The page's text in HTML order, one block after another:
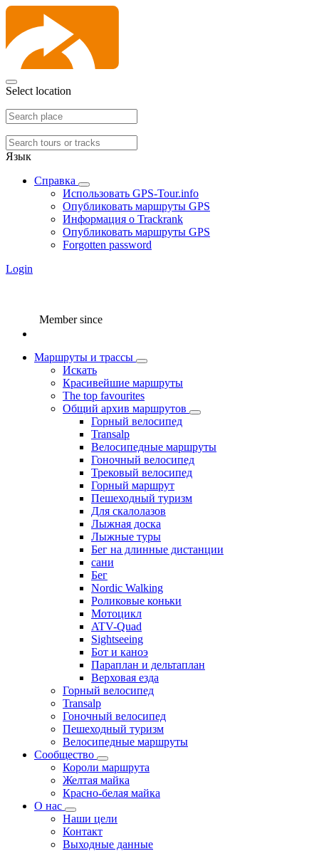
Select location
Язык
Справка
Использовать GPS-Tour.info
Опубликовать маршруты GPS
Информация о Trackrank
Опубликовать маршруты GPS
Forgotten password
Login
Member since
Маршруты и трассы
Искать
Красивейшие маршруты
The top favourites
Общий архив маршрутов
Горный велосипед
Transalp
Велосипедные маршруты
Гоночный велосипед
Трековый велосипед
Горный маршрут
Пешеходный туризм
Для скалолазов
Лыжная доска
Лыжные туры
Бег на длинные дистанции
сани
Бег
Nordic Walking
Роликовые коньки
Мотоцикл
ATV-Quad
Sightseeing
Бот и каноэ
Параплан и дельтаплан
Верховая езда
Горный велосипед
Transalp
Гоночный велосипед
Пешеходный туризм
Велосипедные маршруты
Сообщество
Короли маршрута
Желтая майка
Красно-белая майка
О нас
Наши цели
Контакт
Выходные данные